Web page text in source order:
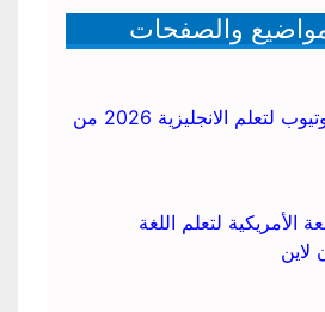
والصفحات
افضل قناة يوتيوب لتعلم الانجليزية 2026 من
الأمريكية لتعلم اللغة
لاين